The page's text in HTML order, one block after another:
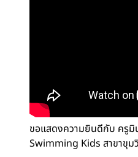
ขอแสดงความยินดีกับ ครูมิ
Swimming Kids สาขาขุม